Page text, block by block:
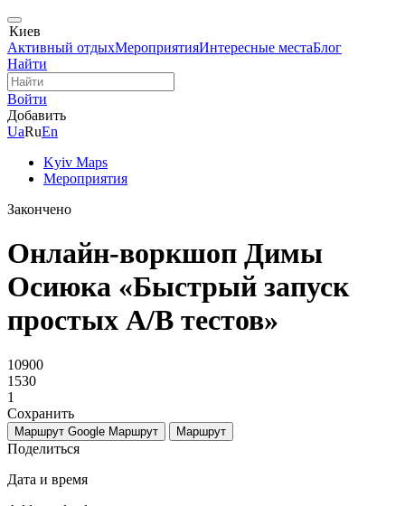
Киев
Активный отдыхМероприятияИнтересные местаБлог
Найти
Войти
Добавить
UaRuEn
Kyiv Maps
Мероприятия
Закончено
Онлайн-воркшоп Димы
Осиюка «Быстрый запуск
простых A/B тестов»
10900
1530
1
Сохранить
Маршрут Google Маршрут Маршрут
Поделиться
Дата и время